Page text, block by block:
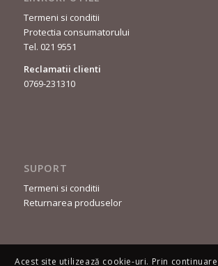
Termeni si conditii
Protectia consumatorului
Tel. 021 9551
Reclamatii clienti
0769-231310
SUPORT
Termeni si conditii
Returnarea produselor
Acest site utilizează cookie-uri. Prin